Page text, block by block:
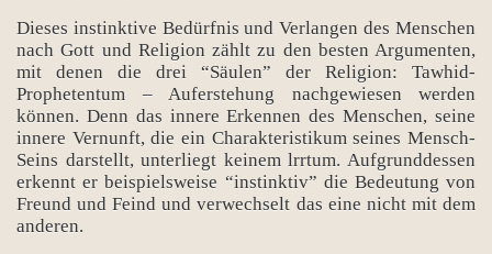
Dieses instinktive Bedürfnis und Verlangen des Menschen
nach Gott und Religion zählt zu den besten Argumenten,
mit denen die drei “Säulen” der Religion: Tawhid-
Prophetentum – Auferstehung nachgewiesen werden
können. Denn das innere Erkennen des Menschen, seine
innere Vernunft, die ein Charakteristikum seines Mensch-
Seins darstellt, unterliegt keinem lrrtum. Aufgrunddessen
erkennt er beispielsweise “instinktiv” die Bedeutung von
Freund und Feind und verwechselt das eine nicht mit dem
anderen.